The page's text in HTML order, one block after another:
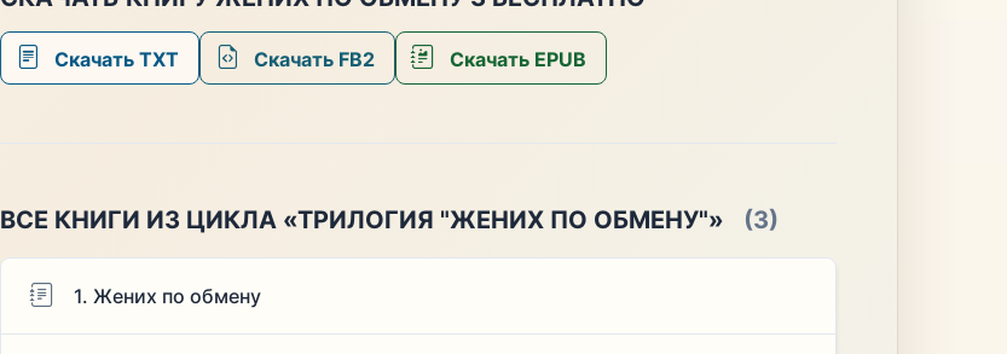
Скачать TXT Скачать FB2 Скачать EPUB
ВСЕ КНИГИ ИЗ ЦИКЛА «ТРИЛОГИЯ "ЖЕНИХ ПО ОБМЕНУ"» (3)
1. Жених по обмену